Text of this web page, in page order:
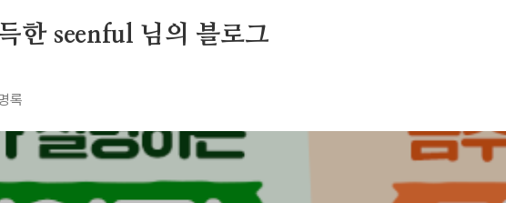
한 seenful 님의 블로그
록